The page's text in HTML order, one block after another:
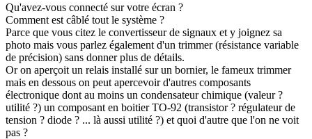
Qu'avez-vous connecté sur votre écran ?
Comment est câblé tout le système ?
Parce que vous citez le convertisseur de signaux et y joignez sa
photo mais vous parlez également d'un trimmer (résistance variable
de précision) sans donner plus de détails.
Or on aperçoit un relais installé sur un bornier, le fameux trimmer
mais en dessous on peut apercevoir d'autres composants
électronique dont au moins un condensateur chimique (valeur ?
utilité ?) un composant en boitier TO-92 (transistor ? régulateur de
tension ? diode ? ... là aussi utilité ?) et quoi d'autre que l'on ne voit
pas ?